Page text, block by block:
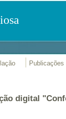
Publicações
digital